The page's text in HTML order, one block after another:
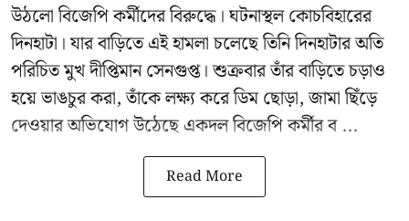
উঠলো বিজেপি কর্মীদের বিরুদ্ধে। ঘটনাস্থল কোচবিহারের
দিনহাটা। যার বাড়িতে এই হামলা চলেছে তিনি দিনহাটার অতি
পরিচিত মুখদীপ্তিমান সেনগুপ্ত।শুক্রবার তাঁর বাড়িতে চড়াও
হয়ে ভাঙচুর করা, তাঁকে লক্ষ্য করে ডিম ছোড়া, জামা ছিঁড়ে
দেওয়ার অভিযোগ উঠেছে একদল বিজেপি কর্মীর ব ...
Read More